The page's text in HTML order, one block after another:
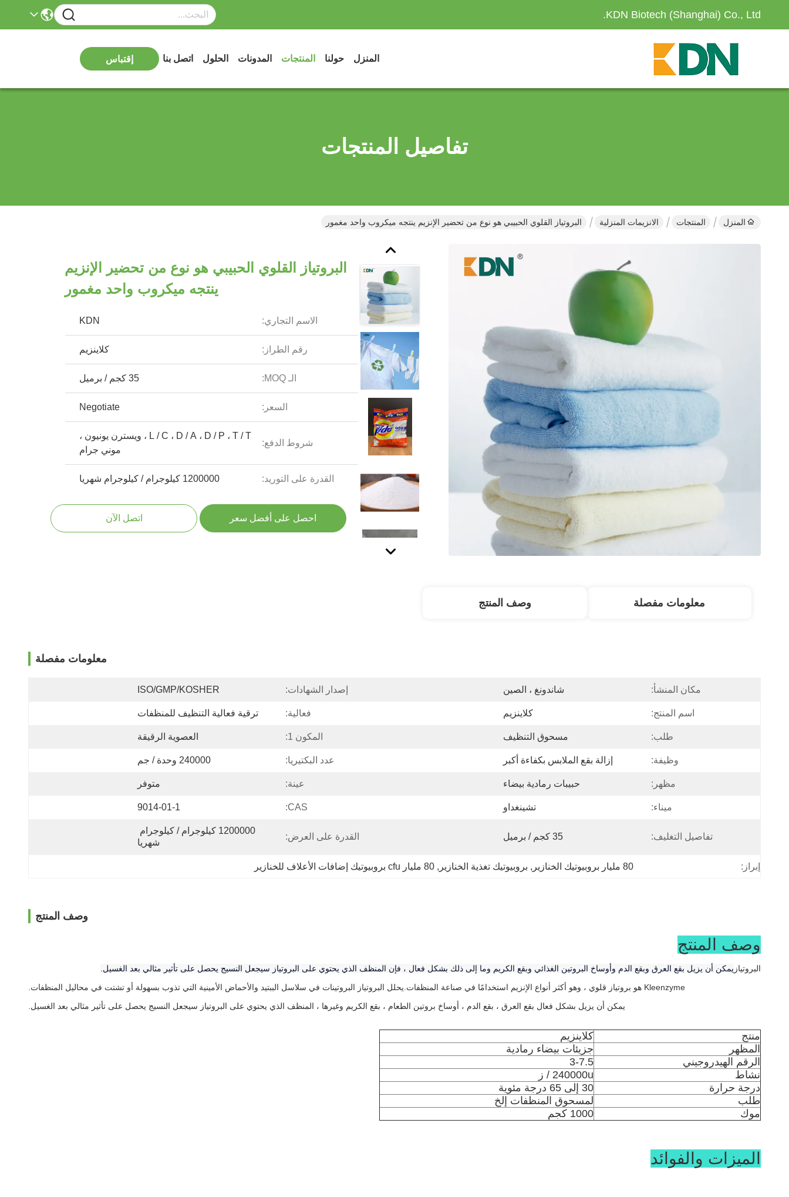
KDN Biotech (Shanghai) Co., Ltd.
المنزل حولنا المنتجات المدونات الحلول اتصل بنا إقتباس
تفاصيل المنتجات
المنزل المنتجات الانزيمات المنزلية البروتياز القلوي الحبيبي هو نوع من تحضير الإنزيم ينتجه ميكروب واحد مغمور
البروتياز القلوي الحبيبي هو نوع من تحضير الإنزيم
ينتجه ميكروب واحد مغمور
الاسم التجاري: KDN
رقم الطراز: كلاينزيم
الـ MOQ: 35 كجم / برميل
السعر: Negotiate
شروط الدفع:
L / C ، D / A ، D / P ، T / T ، ويسترن يونيون ،
موني جرام
القدرة على التوريد: 1200000 كيلوجرام / كيلوجرام شهريا
احصل على أفضل سعر اتصل الآن
معلومات مفصلة وصف المنتج
معلومات مفصلة
مكان المنشأ: شاندونغ ، الصين إصدار الشهادات: ISO/GMP/KOSHER
اسم المنتج: كلاينزيم فعالية: ترقية فعالية التنظيف للمنظفات
طلب: مسحوق التنظيف المكون 1: العصوية الرقيقة
وظيفة: إزالة بقع الملابس بكفاءة أكبر عدد البكتيريا: 240000 وحدة / جم
مظهر: حبيبات رمادية بيضاء عينة: متوفر
ميناء: تشينغداو CAS:
9014-01-1
تفاصيل التغليف: 35 كجم / برميل القدرة على العرض:
شهريا
إبراز: 80 مليار بروبيوتيك الخنازير , بروبيوتيك تغذية الخنازير , 80 مليار cfu بروبيوتيك إضافات الأعلاف للخنازير
وصف المنتج
وصف المنتج
البروتياز يمكن أن يزيل بقع العرق وبقع الدم وأوساخ البروتين الغذائي وبقع الكريم وما إلى ذلك بشكل فعال ، فإن المنظف الذي يحتوي على البروتياز سيجعل النسيج يحصل على تأثير مثالي بعد الغسيل.
Kleenzyme هو بروتياز قلوي ، وهو أكثر أنواع الإنزيم استخدامًا في صناعة المنظفات.يحلل البروتياز البروتينات في سلاسل الببتيد والأحماض الأمينية التي تذوب بسهولة أو تشتت في محاليل المنظفات.
يمكن أن يزيل بشكل فعال بقع العرق ، بقع الدم ، أوساخ بروتين الطعام ، بقع الكريم وغيرها ، المنظف الذي يحتوي على البروتياز سيجعل النسيج يحصل على تأثير مثالي بعد الغسيل.
منتج
كلاينزيم
المظهر
جزيئات بيضاء رمادية
الرقم الهيدروجيني
3-7.5
نشاط
240000u / ز
درجة حرارة
30 إلى 65 درجة مئوية
طلب
لمسحوق المنظفات إلخ
موك
1000 كجم
الميزات والفوائد